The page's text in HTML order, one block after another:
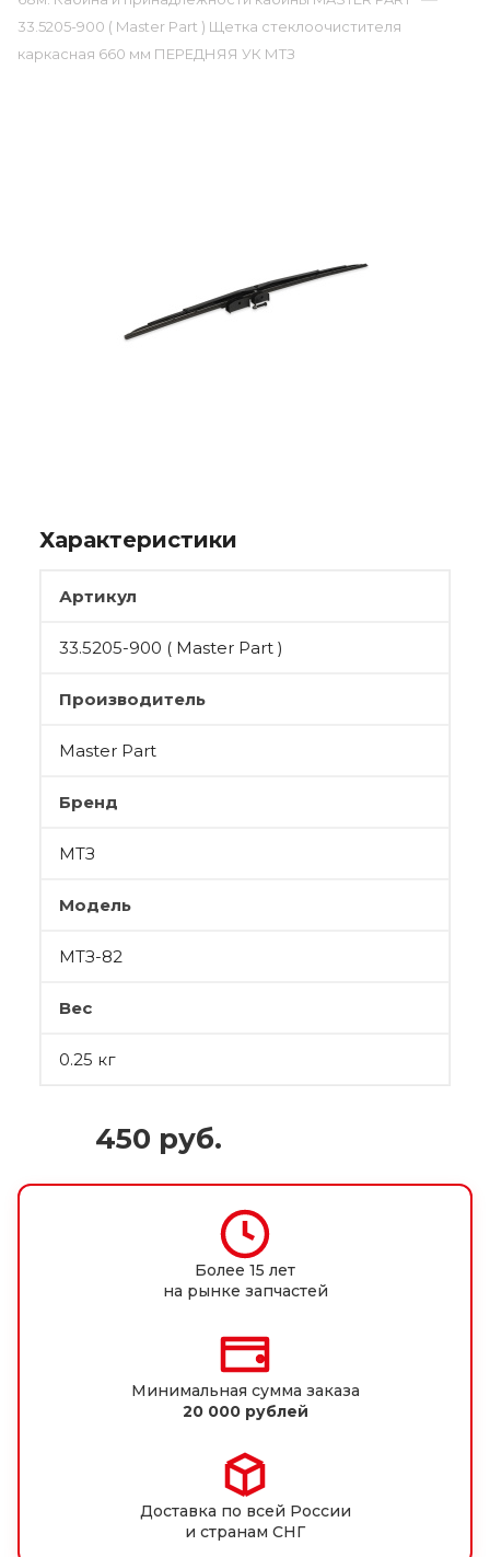
33.5205-900 ( Master Part ) Щетка стеклоочистителя
каркасная 660 мм ПЕРЕДНЯЯ УК МТЗ
Характеристики
Артикул
33.5205-900 ( Master Part )
Производитель
Master Part
Бренд
МТЗ
Модель
МТЗ-82
Вес
0.25 кг
450 руб.
Более 15 лет
на рынке запчастей
Минимальная сумма заказа
20 000 рублей
Доставка по всей России
и странам СНГ